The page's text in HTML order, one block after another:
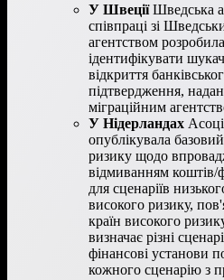
У ШвеціїШведська
співпраці зі
агентством
ідентифікувати
відкриття
підтвердження,
міграційним
У Нідерландах
опублікувала
ризику щодо
відмиванням коштів/
для сценаріїв
високого ризику,
країн високого
визначає різні
фінансові установи
кожного сценарію з